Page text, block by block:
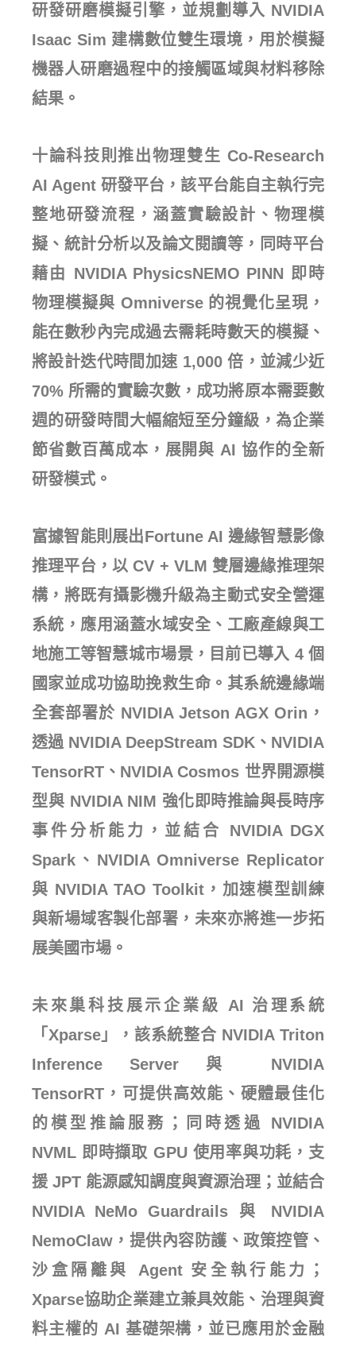
研發研磨模擬引擎，並規劃導入 NVIDIA
Isaac Sim 建構數位雙生環境，用於模擬
機器人研磨過程中的接觸區域與材料移除
結果。
十論科技則推出物理雙生 Co-Research
AI Agent 研發平台，該平台能自主執行完
整地研發流程，涵蓋實驗設計、物理模
擬、統計分析以及論文閱讀等，同時平台
藉由 NVIDIA PhysicsNEMO PINN 即時
物理模擬與 Omniverse 的視覺化呈現，
能在數秒內完成過去需耗時數天的模擬、
將設計迭代時間加速 1,000 倍，並減少近
70% 所需的實驗次數，成功將原本需要數
週的研發時間大幅縮短至分鐘級，為企業
節省數百萬成本，展開與 AI 協作的全新
研發模式。
富據智能則展出Fortune AI 邊緣智慧影像
推理平台，以 CV + VLM 雙層邊緣推理架
構，將既有攝影機升級為主動式安全營運
系統，應用涵蓋水域安全、工廠產線與工
地施工等智慧城市場景，目前已導入 4 個
國家並成功協助挽救生命。其系統邊緣端
全套部署於 NVIDIA Jetson AGX Orin，
透過 NVIDIA DeepStream SDK、NVIDIA
TensorRT、NVIDIA Cosmos 世界開源模
型與 NVIDIA NIM 強化即時推論與長時序
事件分析能力，並結合 NVIDIA DGX
Spark、NVIDIA Omniverse Replicator
與 NVIDIA TAO Toolkit，加速模型訓練
與新場域客製化部署，未來亦將進一步拓
展美國市場。
未來巢科技展示企業級 AI 治理系統
「Xparse」，該系統整合 NVIDIA Triton
Inference Server 與 NVIDIA
TensorRT，可提供高效能、硬體最佳化
的模型推論服務；同時透過 NVIDIA
NVML 即時擷取 GPU 使用率與功耗，支
援 JPT 能源感知調度與資源治理；並結合
NVIDIA NeMo Guardrails 與 NVIDIA
NemoClaw，提供內容防護、政策控管、
沙盒隔離與 Agent 安全執行能力；
Xparse協助企業建立兼具效能、治理與資
料主權的 AI 基礎架構，並已應用於金融